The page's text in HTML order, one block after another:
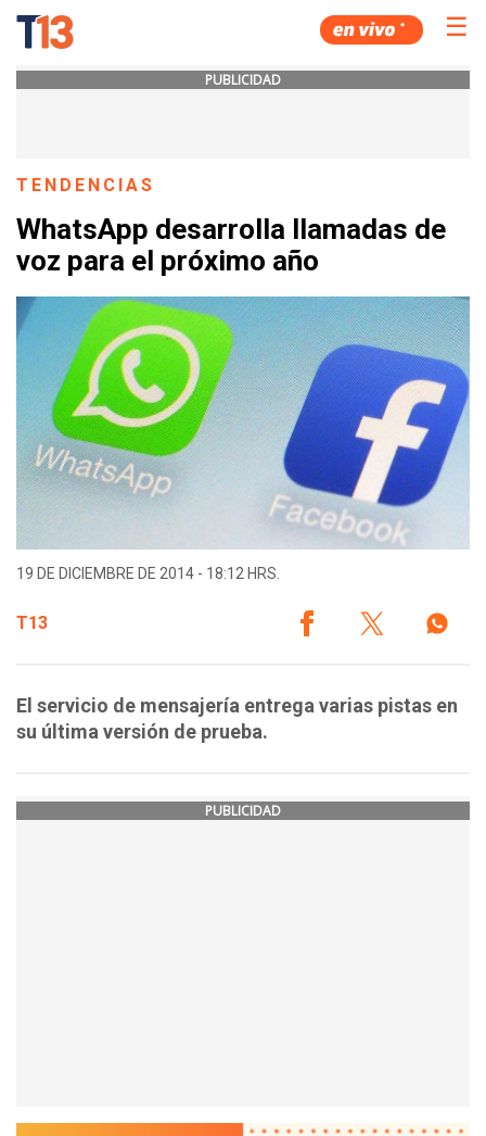
☰
PUBLICIDAD
TENDENCIAS
WhatsApp desarrolla llamadas de
voz para el próximo año
19 DE DICIEMBRE DE 2014 - 18:12 HRS.
T13
El servicio de mensajería entrega varias pistas en
su última versión de prueba.
PUBLICIDAD